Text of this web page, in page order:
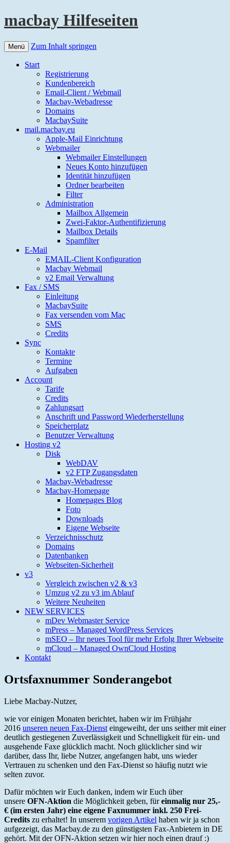
macbay Hilfeseiten
Menü Zum Inhalt springen
Start
Registrierung
Kundenbereich
Email-Client / Webmail
Macbay-Webadresse
Domains
MacbaySuite
mail.macbay.eu
Apple-Mail Einrichtung
Webmailer
Webmailer Einstellungen
Neues Konto hinzufügen
Identität hinzufügen
Ordner bearbeiten
Filter
Administration
Mailbox Allgemein
Zwei-Faktor-Authentifizierung
Mailbox Details
Spamfilter
E-Mail
EMAIL-Client Konfiguration
Macbay Webmail
v2 Email Verwaltung
Fax / SMS
Einleitung
MacbaySuite
Fax versenden vom Mac
SMS
Credits
Sync
Kontakte
Termine
Aufgaben
Account
Tarife
Credits
Zahlungsart
Anschrift und Password Wiederherstellung
Speicherplatz
Benutzer Verwaltung
Hosting v2
Disk
WebDAV
v2 FTP Zugangsdaten
Macbay-Webadresse
Macbay-Homepage
Homepages Blog
Foto
Downloads
Eigene Webseite
Verzeichnisschutz
Domains
Datenbanken
Webseiten-Sicherheit
v3
Vergleich zwischen v2 & v3
Umzug v2 zu v3 im Ablauf
Weitere Neuheiten
NEW SERVICES
mDev Webmaster Service
mPress – Managed WordPress Services
mSEO – Ihr neues Tool für mehr Erfolg Ihrer Webseite
mCloud – Managed OwnCloud Hosting
Kontakt
Ortsfaxnummer Sonderangebot
Liebe Macbay-Nutzer,
wie vor einigen Monaten berichtet, haben wir im Frühjahr
2016 unseren neuen Fax-Dienst eingeweiht, der uns seither mit einer
deutlich gestiegenen Zuverlässigkeit und Schnelligkeit für ein- und
ausgehende Faxe glücklich macht. Noch glücklicher sind wir
darüber, dass Ihr, liebe Nutzer, angefangen habt, uns wieder
Vertrauen zu schenken und den Fax-Dienst so häufig nutzt wie
selten zuvor.
Dafür möchten wir Euch danken, indem wir Euch über
unsere OFN-Aktion die Möglichkeit geben, füreinmalig nur 25,-
€ (im ersten Jahr) eine eigene Faxnummer inkl. 250 Frei-
Credits zu erhaltet! In unserem vorigen Artikel haben wir ja schon
aufgezeigt, das Macbay.de zu den günstigsten Fax-Anbietern in DE
gehört. Mit der OFN-Aktion setzen wir hier noch einen drauf :)